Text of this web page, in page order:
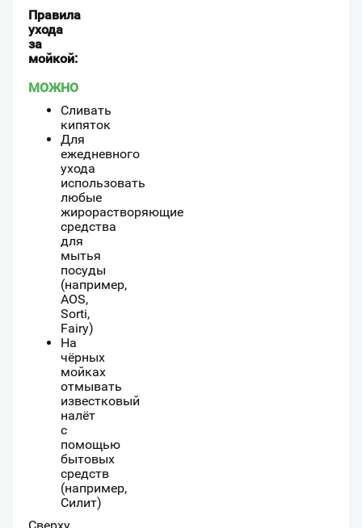
Правила
ухода
за
мойкой:
МОЖНО
Cливать
кипяток
Для
ежедневного
ухода
использовать
любые
жирорастворяющие
средства
для
мытья
посуды
(например,
AOS,
Sorti,
Fairy)
На
чёрных
мойках
отмывать
известковый
налёт
с
помощью
бытовых
средств
(например,
Силит)
Сверху